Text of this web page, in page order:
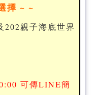
擇 ~ ~
202親子海底世界
可傳LINE簡